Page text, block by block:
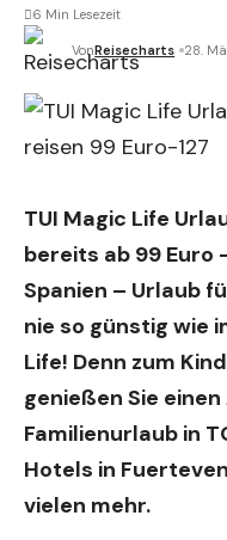
VonReisecharts 28.
6 Min Lesezeit
TUI Magic Life
bereits ab 99 Euro
Spanien – Urlaub
nie so günstig wie
Life! Denn zum
genießen Sie
Familienurlaub in
Hotels in
vielen mehr.